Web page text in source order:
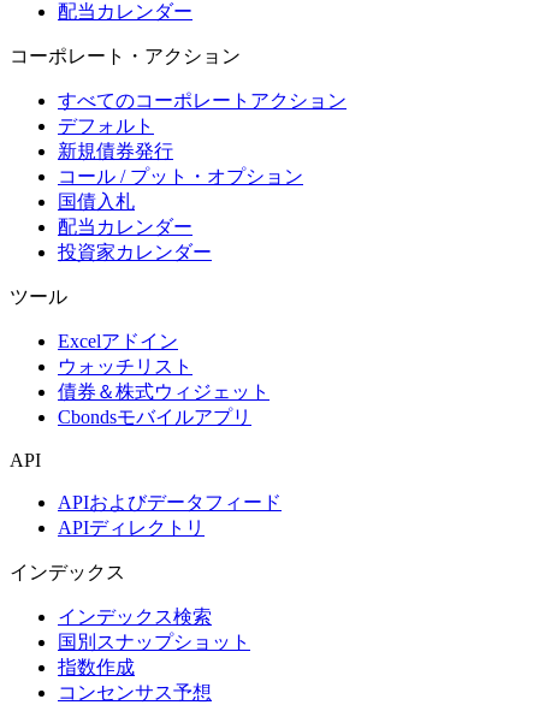
配当カレンダー
コーポレート・アクション
すべてのコーポレートアクション
デフォルト
新規債券発行
コール / プット・オプション
国債入札
配当カレンダー
投資家カレンダー
ツール
Excelアドイン
ウォッチリスト
債券＆株式ウィジェット
Cbondsモバイルアプリ
API
APIおよびデータフィード
APIディレクトリ
インデックス
インデックス検索
国別スナップショット
指数作成
コンセンサス予想